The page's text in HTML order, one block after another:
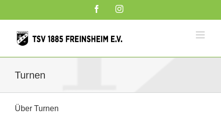
FacebookInstagram
Turnen
Über Turnen